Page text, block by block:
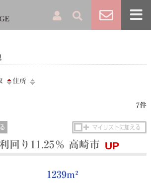
住所
7件
回り11.25％ 高崎市 UP
1239m²